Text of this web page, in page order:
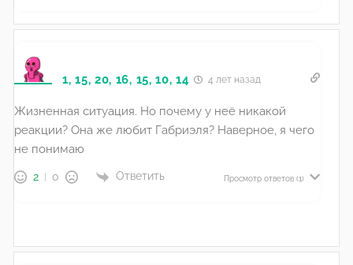
1, 15, 20, 16, 15, 10, 14 4 лет назад
Жизненная ситуация. Но почему у неё никакой
реакции? Она же любит Габриэля? Наверное, я чего
не понимаю
2 0 Ответить Просмотр ответов (1)